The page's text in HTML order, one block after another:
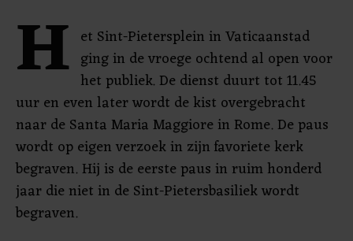
H et Sint-Pietersplein in Vaticaanstad
ging in de vroege ochtend al open voor
het publiek. De dienst duurt tot 11.45
uur en even later wordt de kist overgebracht
naar de Santa Maria Maggiore in Rome. De paus
wordt op eigen verzoek in zijn favoriete kerk
begraven. Hij is de eerste paus in ruim honderd
jaar die niet in de Sint-Pietersbasiliek wordt
begraven.